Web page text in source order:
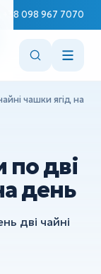
+38 098 967 7070
чашки ягід на
по дві
день
дві чайні